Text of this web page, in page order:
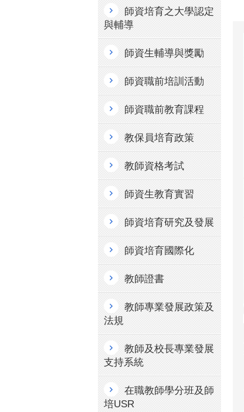
師資培育之大學認定
與輔導
師資生輔導與獎勵
師資職前培訓活動
師資職前教育課程
教保員培育政策
教師資格考試
師資生教育實習
師資培育研究及發展
師資培育國際化
教師證書
教師專業發展政策及
法規
教師及校長專業發展
支持系統
在職教師學分班及師
培USR